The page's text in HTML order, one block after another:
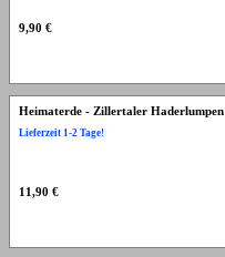
9,90 €
Heimaterde - Zillertaler
Lieferzeit 1-2 Tage!
11,90 €